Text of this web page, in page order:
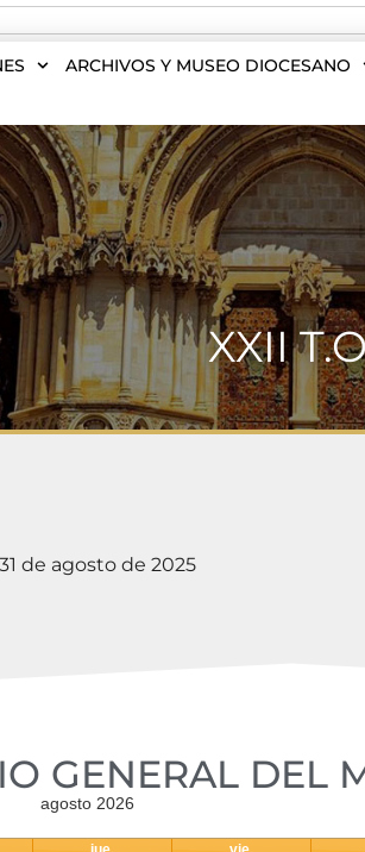
ARCHIVOS Y MUSEO DIOCESANO
XXII
de agosto de 2025
GENERAL DEL
agosto 2026